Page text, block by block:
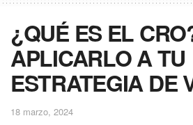
¿QUÉ ES EL
APLICARLO A TU
ESTRATEGIA DE
18 marzo, 2024